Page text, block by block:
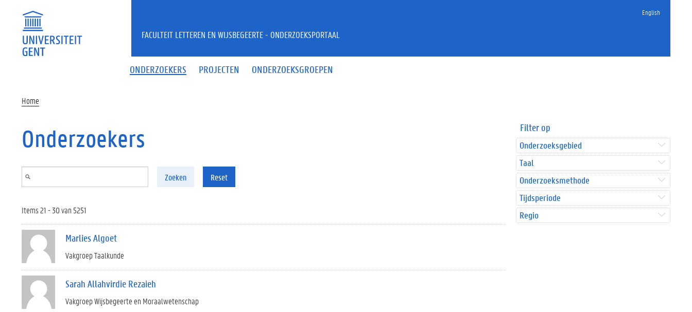
English
ONDERZOEKERS PROJECTEN ONDERZOEKSGROEPEN
FACULTEIT LETTEREN EN WIJSBEGEERTE - ONDERZOEKSPORTAAL
Home
Onderzoekers
Zoeken Reset
Items 21 - 30 van 5251
Marlies Algoet
Vakgroep Taalkunde
Sarah Allahvirdie Rezaieh
Vakgroep Wijsbegeerte en Moraalwetenschap
Filter op
Onderzoeksgebied
Taal
Onderzoeksmethode
Tijdsperiode
Regio